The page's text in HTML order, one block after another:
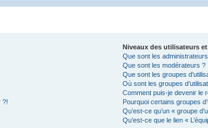
?!
Niveaux des utilisateurs
Que sont les
Que sont les modérateurs ?
Que sont les groupes
Où sont les groupes
Comment puis-je devenir le
Pourquoi certains groupes
Qu’est-ce qu’un « groupe
Qu’est-ce que le lien «